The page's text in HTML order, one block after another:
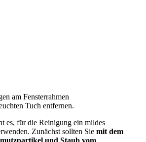
am Fensterrahmen
Tuch entfernen.
es, für die Reinigung ein mildes
Zunächst sollten Sie mit dem
und Staub vom